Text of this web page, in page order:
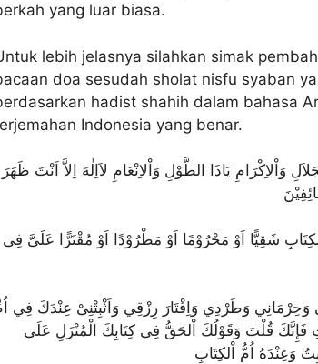
yang luar biasa.
lebih jelasnya silahkan simak
doa sesudah sholat nisfu syaban
hadist shahih dalam bahasa
Indonesia yang benar.
وَاْلاِكْرَامِ يَاذَا الطَّوْلِ وَاْلاِنْعَامِ لاَاِلٰهَ اِلاَّ اَنْتَ ظَهَرَ
وَحِرْمَانِي وَطَرْدِي وَاِقْتَارَ رِزْقِي وَاَثْبِتْنِىْ عِنْدَكَ فِي
فَإِنَّكَ قُلْتَ وَقَوْلُكَ اْلحَقُّ فِى كِتَابِكَ الْمُنْزَلِ عَلَى
وَعِنْدَهُ اُمُّ اْلكِتَابِ